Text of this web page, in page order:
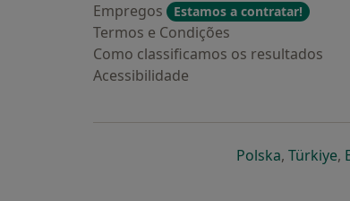
Empregos
Estamos a contratar!
Termos e Condições
Como classificamos os resultados
Acessibilidade
Polskaabre
, Türkiye,